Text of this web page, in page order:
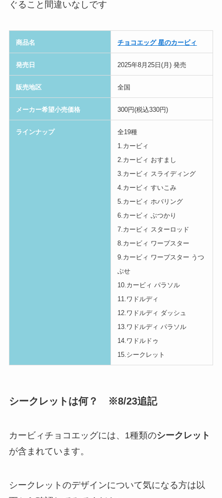
ぐること間違いなしです
商品名 チョコエッグ 星のカービィ
発売日 2025年8月25日(月) 発売
販売地区 全国
メーカー希望小売価格 300円(税込330円)
ラインナップ
全19種
1.カービィ
2.カービィ おすまし
3.カービィ スライディング
4.カービィ すいこみ
5.カービィ ホバリング
6.カービィ ぶつかり
7.カービィ スターロッド
8.カービィ ワープスター
9.カービィ ワープスター うつ
ぶせ
10.カービィ パラソル
11.ワドルディ
12.ワドルディ ダッシュ
13.ワドルディ パラソル
14.ワドルドゥ
15.シークレット
シークレットは何？ ※8/23追記
カービィチョコエッグには、1種類のシークレット
が含まれています。
シークレットのデザインについて気になる方は以